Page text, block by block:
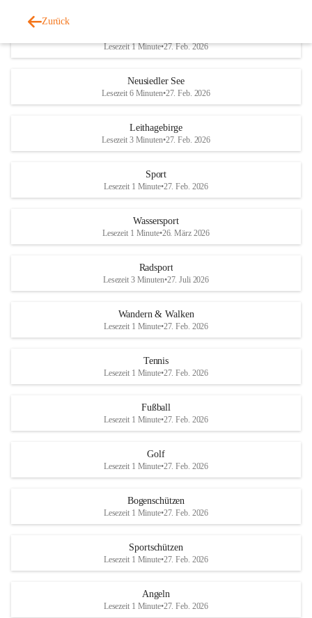
Zurück
Lesezeit 1 Minute•27. Feb. 2026
Neusiedler See
Lesezeit 6 Minuten•27. Feb. 2026
Leithagebirge
Lesezeit 3 Minuten•27. Feb. 2026
Sport
Lesezeit 1 Minute•27. Feb. 2026
Wassersport
Lesezeit 1 Minute•26. März 2026
Radsport
Lesezeit 3 Minuten•27. Juli 2026
Wandern & Walken
Lesezeit 1 Minute•27. Feb. 2026
Tennis
Lesezeit 1 Minute•27. Feb. 2026
Fußball
Lesezeit 1 Minute•27. Feb. 2026
Golf
Lesezeit 1 Minute•27. Feb. 2026
Bogenschützen
Lesezeit 1 Minute•27. Feb. 2026
Sportschützen
Lesezeit 1 Minute•27. Feb. 2026
Angeln
Lesezeit 1 Minute•27. Feb. 2026